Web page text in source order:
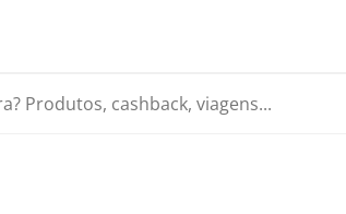
cashback, viagens...